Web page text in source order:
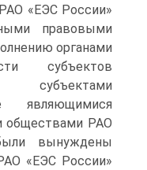
«ЕЭС России»
правовыми
органами
субъектов
являющимися
обществами РАО
вынуждены
«ЕЭС России»